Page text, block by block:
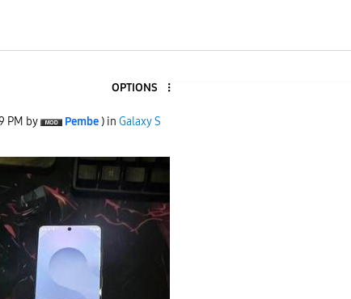
OPTIONS
PM by Pembe ) in Galaxy S